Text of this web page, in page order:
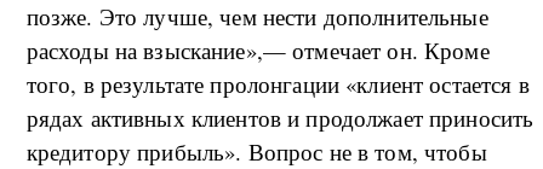
позже. Это лучше, чем нести дополнительные
расходы на взыскание»,— отмечает он. Кроме
того, в результате пролонгации «клиент остается в
рядах активных клиентов и продолжает приносить
кредитору прибыль». Вопрос не в том, чтобы